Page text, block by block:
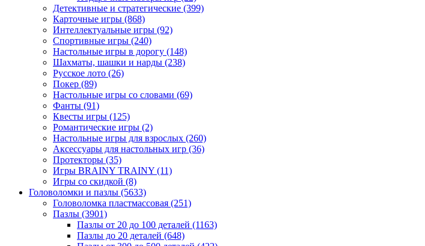
Детективные и стратегические (399)
Карточные игры (868)
Интеллектуальные игры (92)
Спортивные игры (240)
Настольные игры в дорогу (148)
Шахматы, шашки и нарды (238)
Русское лото (26)
Покер (89)
Настольные игры со словами (69)
Фанты (91)
Квесты игры (125)
Романтические игры (2)
Настольные игры для взрослых (260)
Аксессуары для настольных игр (36)
Протекторы (35)
Игры BRAINY TRAINY (11)
Игры со скидкой (8)
Головоломки и пазлы (5633)
Головоломка пластмассовая (251)
Пазлы (3901)
Пазлы от 20 до 100 деталей (1163)
Пазлы до 20 деталей (648)